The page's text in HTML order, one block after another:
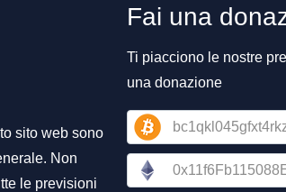
sito web sono
Non
le previsioni
Fai una
Ti piacciono le nostre
una donazione